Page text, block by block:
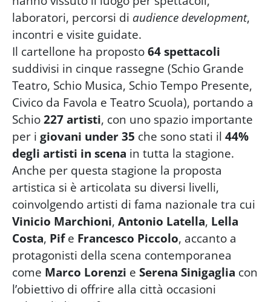
laboratori, percorsi di audience development,
incontri e visite guidate.
Il cartellone ha proposto64 spettacoli
suddivisi in cinque rassegne (Schio Grande
Teatro, Schio Musica, Schio Tempo Presente,
Civico da Favola e Teatro Scuola), portando a
Schio227 artisti, con uno spazio importante
per i giovani under 35 che sono stati il 44%
degli artisti in scena in tutta la stagione.
Anche per questa stagione la proposta
artistica si è articolata su diversi livelli,
coinvolgendo artisti di fama nazionale tra cui
Vinicio Marchioni, Antonio Latella, Lella
Costa, Pife Francesco Piccolo, accanto a
protagonisti della scena contemporanea
come Marco Lorenzi e Serena Sinigaglia con
l’obiettivo di offrire alla città occasioni